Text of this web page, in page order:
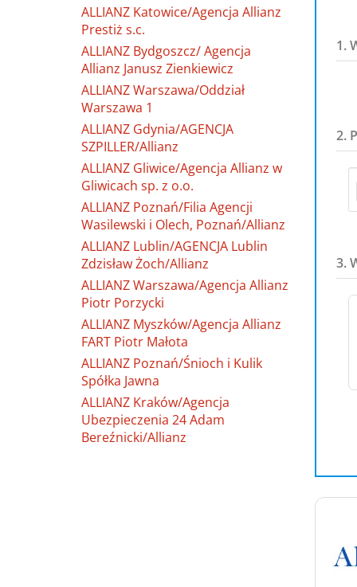
ALLIANZ Katowice/Agencja Allianz
Prestiż s.c.
ALLIANZ Bydgoszcz/ Agencja
Allianz Janusz Zienkiewicz
ALLIANZ Warszawa/Oddział
Warszawa 1
ALLIANZ Gdynia/AGENCJA
SZPILLER/Allianz
ALLIANZ Gliwice/Agencja Allianz w
Gliwicach sp. z o.o.
ALLIANZ Poznań/Filia Agencji
Wasilewski i Olech, Poznań/Allianz
ALLIANZ Lublin/AGENCJA Lublin
Zdzisław Żoch/Allianz
ALLIANZ Warszawa/Agencja Allianz
Piotr Porzycki
ALLIANZ Myszków/Agencja Allianz
FART Piotr Małota
ALLIANZ Poznań/Śnioch i Kulik
Spółka Jawna
ALLIANZ Kraków/Agencja
Ubezpieczenia 24 Adam
Bereźnicki/Allianz
1.
2.
3.